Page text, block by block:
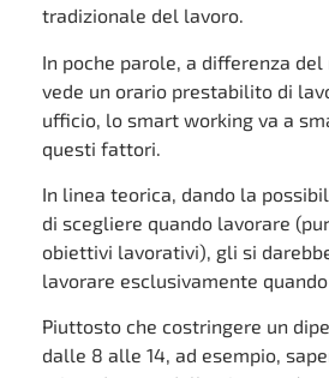
tradizionale del lavoro.
In poche parole, a differenza
vede un orario prestabilito di
ufficio, lo smart working va a
questi fattori.
In linea teorica, dando la
di scegliere quando lavorare
obiettivi lavorativi), gli si
lavorare esclusivamente
Piuttosto che costringere un
dalle 8 alle 14, ad esempio,